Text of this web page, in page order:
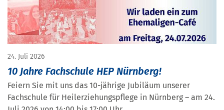
24. Juli 2026
10 Jahre Fachschule HEP Nürnberg!
Feiern Sie mit uns das 10-jährige Jubiläum unserer
Fachschule für Heilerziehungspflege in Nürnberg – am 24.